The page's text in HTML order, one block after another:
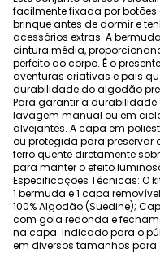
facilmente fixada por
brinque antes de dormir e
acessórios extras. A
cintura média,
perfeito ao corpo. É o
aventuras criativas e pais
durabilidade do algodão
Para garantir a
lavagem manual ou em
alvejantes. A capa em
ou protegida para preservar
ferro quente diretamente
para manter o efeito
Especificações Técnicas: O
1 bermuda e 1 capa
100% Algodão (Suedine);
com gola redonda e
na capa. Indicado para o
em diversos tamanhos